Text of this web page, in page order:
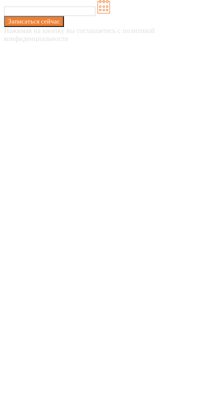
Записаться сейчас
Нажимая на кнопку вы соглашаетесь с политикой
конфиденциальности